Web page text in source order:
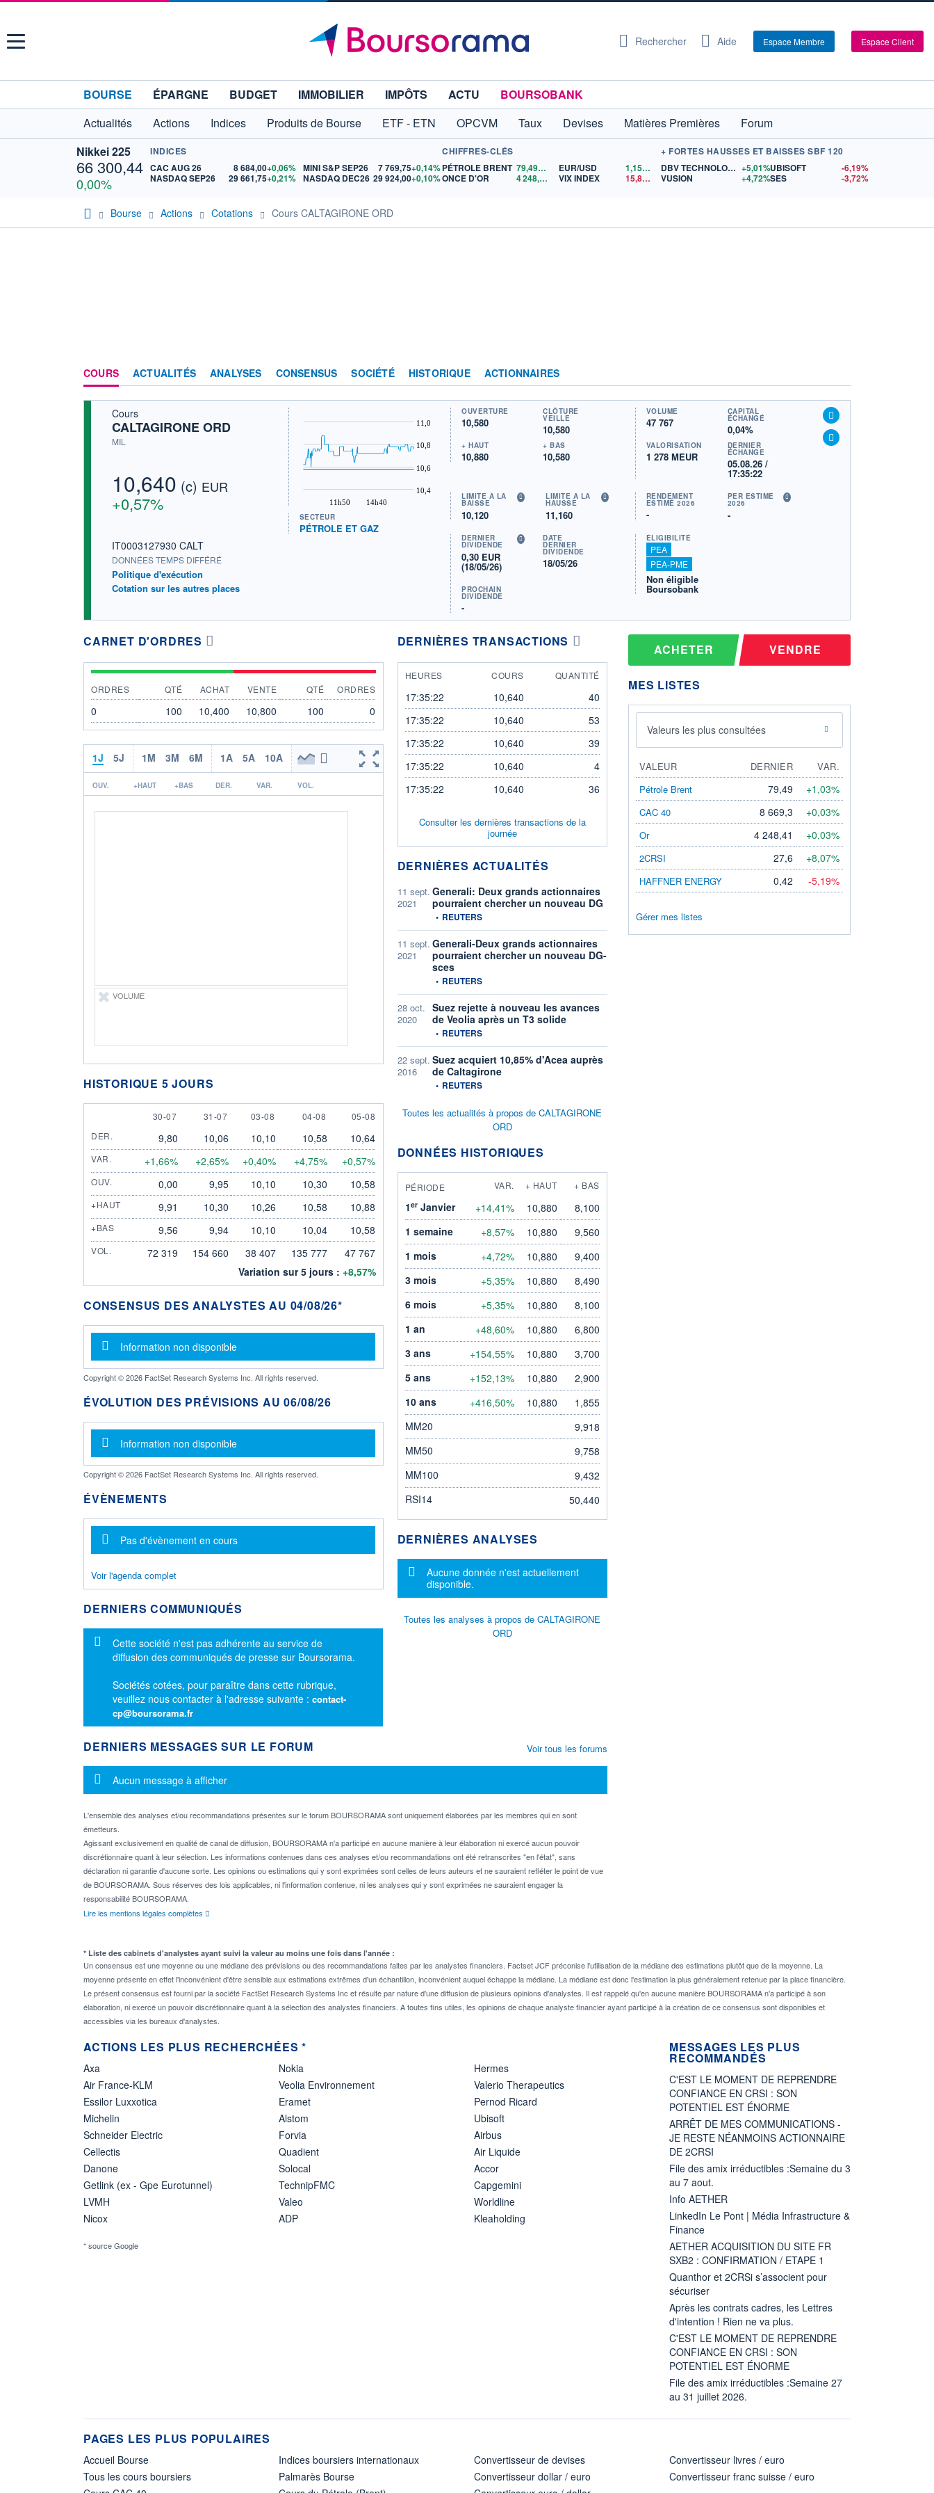
Menu Rechercher Aide Espace Membre Espace Client
BOURSE ÉPARGNE BUDGET IMMOBILIER IMPÔTS ACTU
BOURSOBANK
Actualités
Actions Indices Produits de Bourse ETF - ETN OPCVM Taux Devises Matières Premières
Forum
Nikkei 225
66 300,44
0,00%
INDICES
CAC AUG 26
8 684,00+0,06%
NASDAQ SEP26
29 661,75+0,21%
MINI S&P SEP26 7 769,75+0,14%
NASDAQ DEC26 29 924,00+0,10%
CHIFFRES-CLÉS
PÉTROLE BRENT
79,49
$US
ONCE D'OR
4 248,41 $US
EUR/USD 1,1555
$US
VIX INDEX
15,81$US
+ FORTES HAUSSES ET BAISSES SBF 120
DBV TECHNOLOGIES +5,01%
VUSION
+4,72%
UBISOFT
-6,19%
SES
-3,72%
Bourse Actions Cotations Cours CALTAGIRONE ORD
COURS ACTUALITÉS ANALYSES CONSENSUS SOCIÉTÉ HISTORIQUE ACTIONNAIRES
Cours
CALTAGIRONE ORD
MIL
10,640 (c) EUR
+0,57%
IT0003127930 CALT
DONNÉES TEMPS DIFFÉRÉ
Politique d'exécution
Cotation sur les autres places
11h50 14h40
10,4
10,6
10,8
11,0
SECTEUR
PÉTROLE ET GAZ
OUVERTURE
10,580
CLÔTURE
VEILLE
10,580
+ HAUT
10,880
+ BAS
10,580
VOLUME
47 767
CAPITAL
ÉCHANGÉ
0,04%
VALORISATION
1 278 MEUR
DERNIER
ÉCHANGE
05.08.26 /
17:35:22
LIMITE À LA
BAISSE
10,120
LIMITE À LA
HAUSSE
11,160
RENDEMENT
ESTIMÉ 2026
-
PER ESTIMÉ
2026
-
DERNIER
DIVIDENDE
0,30 EUR
(18/05/26)
DATE
DERNIER
DIVIDENDE
18/05/26
PROCHAIN
DIVIDENDE
-
ÉLIGIBILITÉ
PEA
PEA-PME
Non éligible
Boursobank
CARNET D'ORDRES
ORDRES QTÉ ACHAT VENTE QTÉ ORDRES
0 100 10,400 10,800 100 0
1J 5J 1M 3M 6M 1A 5A 10A
OUV. +HAUT +BAS DER. VAR. VOL.
VOLUME
HISTORIQUE 5 JOURS
30 JULY
30-07 31 JULY
31-07 3 AUGUST
03-08 4 AUGUST
04-08 5 AUGUST
05-08
DER.
9,80 10,06 10,10 10,58 10,64
VAR. +1,66% +2,65% +0,40% +4,75% +0,57%
OUV. 0,00 9,95 10,10 10,30 10,58
+HAUT 9,91 10,30 10,26 10,58 10,88
+BAS 9,56 9,94 10,10 10,04 10,58
VOL. 72 319 154 660 38 407 135 777
47 767
Variation sur 5 jours : +8,57%
CONSENSUS DES ANALYSTES AU 04/08/26*
Message d'information
Information non disponible
Copyright © 2026 FactSet Research Systems Inc. All rights reserved.
ÉVOLUTION DES PRÉVISIONS AU 06/08/26
Message d'information
Information non disponible
Copyright © 2026 FactSet Research Systems Inc. All rights reserved.
ÉVÈNEMENTS
Message d'information
Pas d'évènement en cours
Voir l'agenda complet
DERNIERS COMMUNIQUÉS
Message d'information
Cette société n'est pas adhérente au service de
diffusion des communiqués de presse sur Boursorama.
Sociétés cotées, pour paraître dans cette rubrique,
veuillez nous contacter à l'adresse suivante : contact-
cp@boursorama.fr
DERNIÈRES TRANSACTIONS
HEURES COURS QUANTITÉ
17:35:22 10,640
40
17:35:22
10,640
53
17:35:22
10,640
39
17:35:22
10,640
4
17:35:22
10,640 36
Consulter les dernières transactions de la
journée
DERNIÈRES ACTUALITÉS
11 sept.
2021
Generali: Deux grands actionnaires
pourraient chercher un nouveau DG
information fournie par
• REUTERS
11 sept.
2021
Generali-Deux grands actionnaires
pourraient chercher un nouveau DG-
sces
information fournie par
• REUTERS
28 oct.
2020
Suez rejette à nouveau les avances
de Veolia après un T3 solide
information fournie par
• REUTERS
22 sept.
2016
Suez acquiert 10,85% d'Acea auprès
de Caltagirone
information fournie par
• REUTERS
Toutes les actualités à propos de CALTAGIRONE
ORD
DONNÉES HISTORIQUES
PÉRIODE VAR. + HAUT + BAS
1erJanvier +14,41% 10,880
8,100
1 semaine
+8,57% 10,880
9,560
1 mois
+4,72% 10,880
9,400
3 mois
+5,35% 10,880
8,490
6 mois
+5,35% 10,880
8,100
1 an
+48,60% 10,880
6,800
3 ans
+154,55% 10,880
3,700
5 ans
+152,13% 10,880
2,900
10 ans
+416,50% 10,880
1,855
MM20
9,918
MM50
9,758
MM100
9,432
RSI14
50,440
DERNIÈRES ANALYSES
Message d'information
Aucune donnée n'est actuellement
disponible.
Toutes les analyses à propos de CALTAGIRONE
ORD
DERNIERS MESSAGES SUR LE FORUM
Message d'information
Aucun message à afficher
L'ensemble des analyses et/ou recommandations présentes sur le forum BOURSORAMA sont uniquement élaborées par les membres qui en sont
émetteurs.
Agissant exclusivement en qualité de canal de diffusion, BOURSORAMA n'a participé en aucune manière à leur élaboration ni exercé aucun pouvoir
discrétionnaire quant à leur sélection. Les informations contenues dans ces analyses et/ou recommandations ont été retranscrites "en l'état", sans
déclaration ni garantie d'aucune sorte. Les opinions ou estimations qui y sont exprimées sont celles de leurs auteurs et ne sauraient refléter le point de vue
de BOURSORAMA. Sous réserves des lois applicables, ni l'information contenue, ni les analyses qui y sont exprimées ne sauraient engager la
responsabilité BOURSORAMA.
Lire les mentions légales complètes
Voir tous les forums
ACHETER VENDRE
MES LISTES
Valeurs les plus consultées
VALEUR DERNIER
VAR.
Pétrole Brent
79,49 +1,03%
CAC 40 8 669,3 +0,03%
Or 4 248,41 +0,03%
2CRSI 27,6 +8,07%
HAFFNER ENERGY 0,42 -5,19%
Gérer mes listes
* Liste des cabinets d'analystes ayant suivi la valeur au moins une fois dans l'année :
Un consensus est une moyenne ou une médiane des prévisions ou des recommandations faites par les analystes financiers. Factset JCF préconise l'utilisation de la médiane des estimations plutôt que de la moyenne. La
moyenne présente en effet l'inconvénient d'être sensible aux estimations extrêmes d'un échantillon, inconvénient auquel échappe la médiane. La médiane est donc l'estimation la plus généralement retenue par la place financière.
Le présent consensus est fourni par la société FactSet Research Systems Inc et résulte par nature d'une diffusion de plusieurs opinions d'analystes. Il est rappelé qu'en aucune manière BOURSORAMA n'a participé à son
élaboration, ni exercé un pouvoir discrétionnaire quant à la sélection des analystes financiers. A toutes fins utiles, les opinions de chaque analyste financier ayant participé à la création de ce consensus sont disponibles et
accessibles via les bureaux d'analystes.
ACTIONS LES PLUS RECHERCHÉES *
Axa
Air France-KLM
Essilor Luxxotica
Michelin
Schneider Electric
Cellectis
Danone
Getlink (ex - Gpe Eurotunnel)
LVMH
Nicox
Nokia
Veolia Environnement
Eramet
Alstom
Forvia
Quadient
Solocal
TechnipFMC
Valeo
ADP
Hermes
Valerio Therapeutics
Pernod Ricard
Ubisoft
Airbus
Air Liquide
Accor
Capgemini
Worldline
Kleaholding
* source Google
MESSAGES LES PLUS
RECOMMANDÉS
C'EST LE MOMENT DE REPRENDRE
CONFIANCE EN CRSI : SON
POTENTIEL EST ÉNORME
ARRÊT DE MES COMMUNICATIONS -
JE RESTE NÉANMOINS ACTIONNAIRE
DE 2CRSI
File des amix irréductibles :Semaine du 3
au 7 aout.
Info AETHER
LinkedIn Le Pont | Média Infrastructure &
Finance
AETHER ACQUISITION DU SITE FR
SXB2 : CONFIRMATION / ETAPE 1
Quanthor et 2CRSi s’associent pour
sécuriser
Après les contrats cadres, les Lettres
d'intention ! Rien ne va plus.
C'EST LE MOMENT DE REPRENDRE
CONFIANCE EN CRSI : SON
POTENTIEL EST ÉNORME
File des amix irréductibles :Semaine 27
au 31 juillet 2026.
PAGES LES PLUS POPULAIRES
Accueil Bourse
Tous les cours boursiers
Indices boursiers internationaux
Palmarès Bourse
Convertisseur de devises
Convertisseur dollar / euro
Convertisseur livres / euro
Convertisseur franc suisse / euro